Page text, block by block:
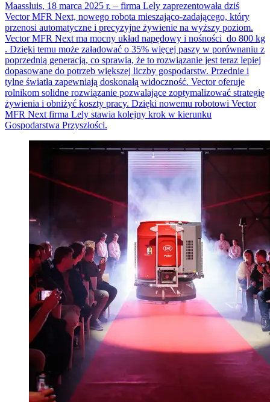
Maassluis, 18 marca 2025 r. – firma Lely zaprezentowała dziś
Vector MFR Next, nowego robota mieszająco-zadającego, który
przenosi automatyczne i precyzyjne żywienie na wyższy poziom.
Vector MFR Next ma mocny układ napędowy i nośności do 800 kg
. Dzięki temu może załadować o 35% więcej paszy w porównaniu z
poprzednią generacją, co sprawia, że to rozwiązanie jest teraz lepiej
dopasowane do potrzeb większej liczby gospodarstw. Przednie i
tylne światła zapewniają doskonałą widoczność. Vector oferuje
rolnikom solidne rozwiązanie pozwalające zoptymalizować strategię
żywienia i obniżyć koszty pracy. Dzięki nowemu robotowi Vector
MFR Next firma Lely stawia kolejny krok w kierunku
Gospodarstwa Przyszłości.